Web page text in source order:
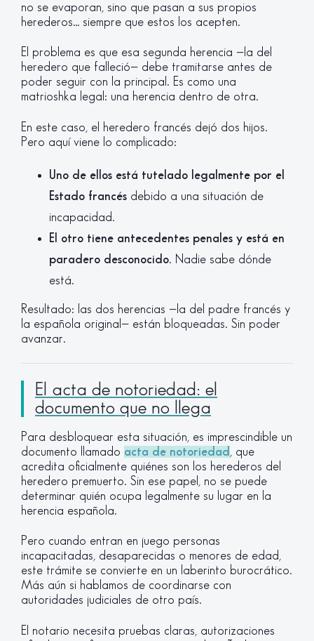
no se evaporan, sino que pasan a sus propios
herederos… siempre que estos los acepten.
El problema es que esa segunda herencia —la del
heredero que falleció— debe tramitarse antes de
poder seguir con la principal. Es como una
matrioshka legal: una herencia dentro de otra.
En este caso, el heredero francés dejó dos hijos.
Pero aquí viene lo complicado:
Uno de ellos está tutelado legalmente por el
Estado francés debido a una situación de
incapacidad.
El otro tiene antecedentes penales y está en
paradero desconocido. Nadie sabe dónde
está.
Resultado: las dos herencias —la del padre francés y
la española original— están bloqueadas. Sin poder
avanzar.
El acta de notoriedad: el
documento que no llega
Para desbloquear esta situación, es imprescindible un
documento llamado acta de notoriedad
, que
acredita oficialmente quiénes son los herederos del
heredero premuerto. Sin ese papel, no se puede
determinar quién ocupa legalmente su lugar en la
herencia española.
Pero cuando entran en juego personas
incapacitadas, desaparecidas o menores de edad,
este trámite se convierte en un laberinto burocrático.
Más aún si hablamos de coordinarse con
autoridades judiciales de otro país.
El notario necesita pruebas claras, autorizaciones